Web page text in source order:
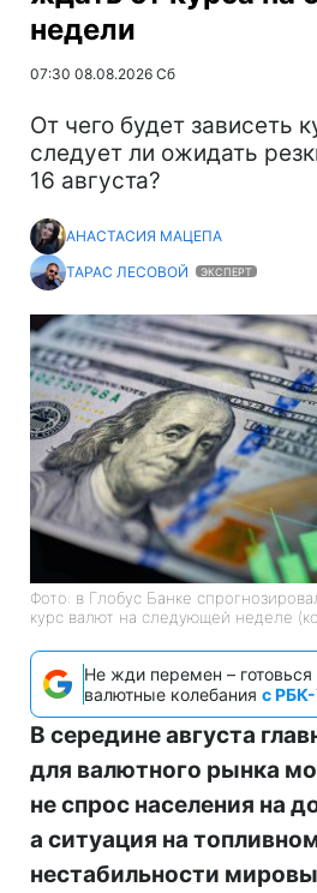
недели
07:30 08.08.2026 Сб
От чего будет зависеть
следует ли ожидать
16 августа?
АНАСТАСИЯ МАЦЕПА
ТАРАС ЛЕСОВОЙ
ЭКСПЕРТ
Фото: в Глобус Банке
курс валют на следующей неделе
Не жди перемен –
валютные колебания с
В середине августа
для валютного рынка
не спрос населения на
а ситуация на
нестабильности